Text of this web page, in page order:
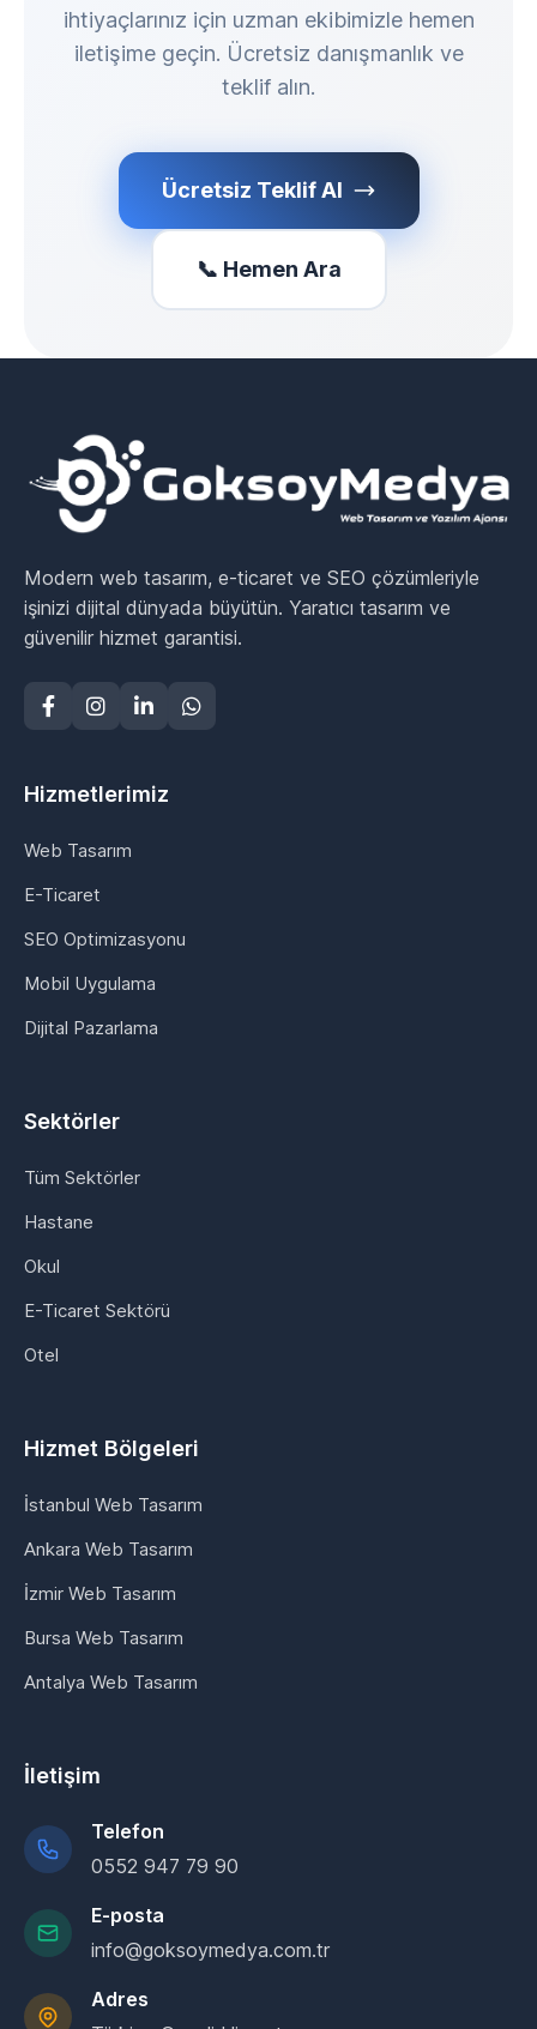
ihtiyaçlarınız için uzman ekibimizle hemen
iletişime geçin. Ücretsiz danışmanlık ve
teklif alın.
Ücretsiz Teklif Al
📞 Hemen Ara
Modern web tasarım, e-ticaret ve SEO çözümleriyle
işinizi dijital dünyada büyütün. Yaratıcı tasarım ve
güvenilir hizmet garantisi.
Hizmetlerimiz
Web Tasarım
E-Ticaret
SEO Optimizasyonu
Mobil Uygulama
Dijital Pazarlama
Sektörler
Tüm Sektörler
Hastane
Okul
E-Ticaret Sektörü
Otel
Hizmet Bölgeleri
İstanbul Web Tasarım
Ankara Web Tasarım
İzmir Web Tasarım
Bursa Web Tasarım
Antalya Web Tasarım
İletişim
Telefon
0552 947 79 90
E-posta
info@goksoymedya.com.tr
Adres